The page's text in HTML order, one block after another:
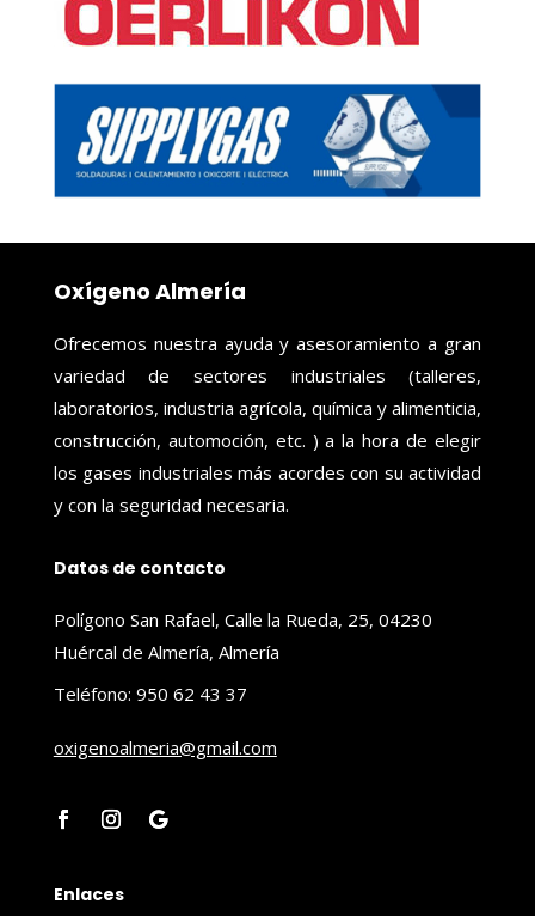
Oxígeno Almería
Ofrecemos nuestra ayuda y asesoramiento a gran
variedad de sectores industriales (talleres,
laboratorios, industria agrícola, química y alimenticia,
construcción, automoción, etc. ) a la hora de elegir
los gases industriales más acordes con su actividad
y con la seguridad necesaria.
Datos de contacto
Polígono San Rafael, Calle la Rueda, 25, 04230
Huércal de Almería, Almería
Teléfono: 950 62 43 37
oxigenoalmeria@gmail.com
Enlaces